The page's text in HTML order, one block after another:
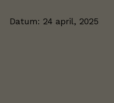
Datum: 24 april, 2025